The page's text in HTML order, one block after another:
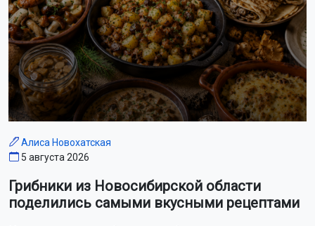
Алиса Новохатская
5 августа 2026
Грибники из Новосибирской области
поделились самыми вкусными рецептами